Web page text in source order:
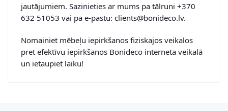
jautājumiem. Sazinieties ar mums pa tālruni +370
632 51053 vai pa e-pastu: clients@bonideco.lv.
Nomainiet mēbeļu iepirkšanos fiziskajos veikalos
pret efektīvu iepirkšanos Bonideco interneta veikalā
un ietaupiet laiku!